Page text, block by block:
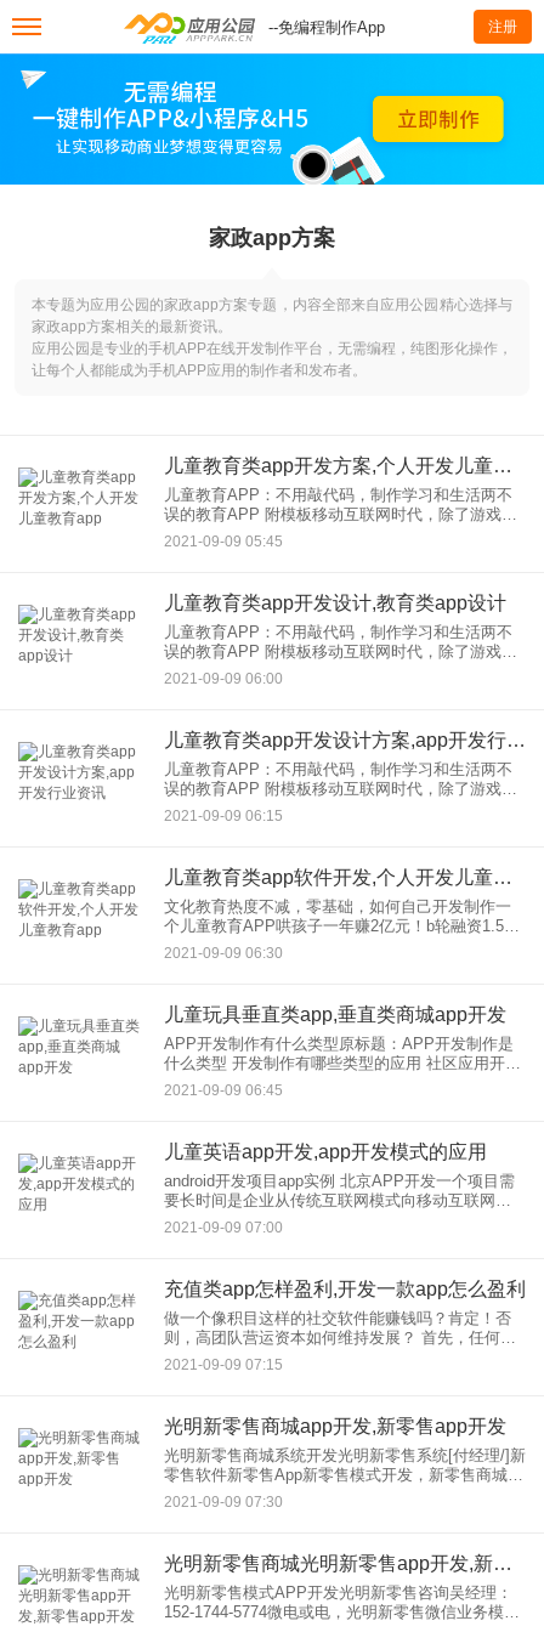
--免编程制作App 注册
家政app方案
本专题为应用公园的家政app方案专题，内容全部来自应用公园精心选择与
家政app方案相关的最新资讯。
应用公园是专业的手机APP在线开发制作平台，无需编程，纯图形化操作，
让每个人都能成为手机APP应用的制作者和发布者。
儿童教育类app开发方案,个人开发儿童教育app
儿童教育APP：不用敲代码，制作学习和生活两不
误的教育APP 附模板移动互联网时代，除了游戏，
儿童教育产品还有赚钱的潜力。现在，一所学校的
月消费超过1万元，教育已经成为家庭的重要投资。
2021-09-09 05:45
儿童教育类app开发设计,教育类app设计
儿童教育APP：不用敲代码，制作学习和生活两不
误的教育APP 附模板移动互联网时代，除了游戏，
儿童教育产品还有赚钱的潜力。现在，一所学校的
月消费超过1万元，教育已经成为家庭的重要投资。
2021-09-09 06:00
儿童教育类app开发设计方案,app开发行业资讯
儿童教育APP：不用敲代码，制作学习和生活两不
误的教育APP 附模板移动互联网时代，除了游戏，
儿童教育产品还有赚钱的潜力。现在，一所学校的
月消费超过1万元，教育已经成为家庭的重要投资。
2021-09-09 06:15
儿童教育类app软件开发,个人开发儿童教育app
文化教育热度不减，零基础，如何自己开发制作一
个儿童教育APP哄孩子一年赚2亿元！b轮融资1.56
亿元！这是“凯叔讲故事”的凯。四年前，在给女儿讲
《西游记》哄女儿睡觉的故事时，凯可能没有想到
2021-09-09 06:30
儿童玩具垂直类app,垂直类商城app开发
APP开发制作有什么类型原标题：APP开发制作是
什么类型 开发制作有哪些类型的应用 社区应用开发
类型 家政服务类：整合线下管家、嘉捷资源，提供
线上信息查询、预约，支付、投诉等服务。
2021-09-09 06:45
儿童英语app开发,app开发模式的应用
android开发项目app实例 北京APP开发一个项目需
要长时间是企业从传统互联网模式向移动互联网模
式转型的必由之路，APP开发成为必由之路。很多
企业人做得起app开发，但他们想尽快拿到成品APP
2021-09-09 07:00
充值类app怎样盈利,开发一款app怎么盈利
做一个像积目这样的社交软件能赚钱吗？肯定！否
则，高团队营运资本如何维持发展？ 首先，任何项
目都是以赚钱为目的的，没有盈利手段是无法支撑
正常运营的。 这个软件我自己也试过，因为对互联
2021-09-09 07:15
光明新零售商城app开发,新零售app开发
光明新零售商城系统开发光明新零售系统[付经理/]新
零售软件新零售App新零售模式开发，新零售商城源
代码开发，新零售商城平台开发，新零售商城系统
2021-09-09 07:30
光明新零售商城光明新零售app开发,新零售app开发
光明新零售模式APP开发光明新零售咨询吴经理：
152-1744-5774微电或电，光明新零售微信业务模